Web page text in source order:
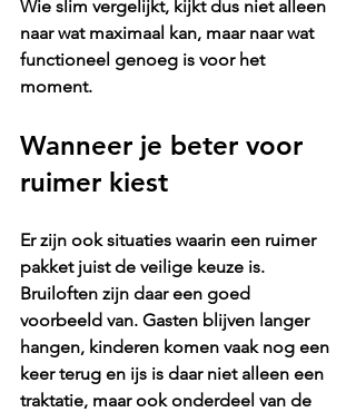
Wie slim vergelijkt, kijkt dus niet alleen
naar wat maximaal kan, maar naar wat
functioneel genoeg is voor het
moment.
Wanneer je beter voor
ruimer kiest
Er zijn ook situaties waarin een ruimer
pakket juist de veilige keuze is.
Bruiloften zijn daar een goed
voorbeeld van. Gasten blijven langer
hangen, kinderen komen vaak nog een
keer terug en ijs is daar niet alleen een
traktatie, maar ook onderdeel van de